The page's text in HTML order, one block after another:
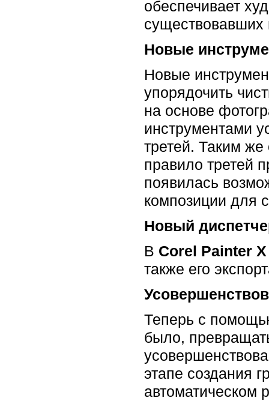
обеспечивает
Новые
Новые
упорядочить
на основе
инструментами
третей. Таким
правило третей
появилась
композиции для
Новый
В Corel Painter X
также его
Теперь с
было,
этапе создания
автоматическом